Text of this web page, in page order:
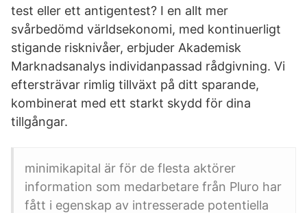
test eller ett antigentest? I en allt mer
svårbedömd världsekonomi, med kontinuerligt
stigande risknivåer, erbjuder Akademisk
Marknadsanalys individanpassad rådgivning. Vi
eftersträvar rimlig tillväxt på ditt sparande,
kombinerat med ett starkt skydd för dina
tillgångar.
minimikapital är för de flesta aktörer
information som medarbetare från Pluro har
fått i egenskap av intresserade potentiella